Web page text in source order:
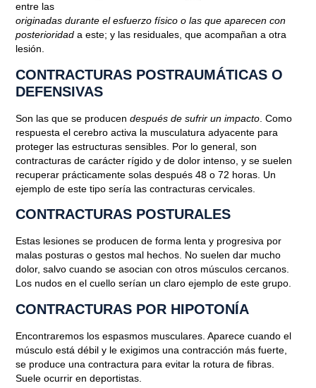
Blog
CÓMO PREVENIR Y CURAR UNA
CONTRACTURA MUSCULAR
Junio 21, 2018
entre las
originadas durante el esfuerzo físico o las que aparecen con
posterioridad a este; y las residuales, que acompañan a otra
lesión.
CONTRACTURAS POSTRAUMÁTICAS O
DEFENSIVAS
Son las que se producendespués de sufrir un impacto . Como
respuesta el cerebro activa la musculatura adyacente para
proteger las estructuras sensibles. Por lo general, son
contracturas de carácter rígido y de dolor intenso, y se suelen
recuperar prácticamente solas después 48 o 72 horas. Un
ejemplo de este tipo sería las contracturas cervicales.
CONTRACTURAS POSTURALES
Estas lesiones se producende forma lenta y progresiva por
malas posturas o gestos mal hechos . No suelen dar mucho
dolor, salvo cuando se asocian con otros músculos cercanos.
Los nudos en el cuello serían un claro ejemplo de este grupo.
CONTRACTURAS POR HIPOTONÍA
Encontraremos los espasmos musculares. Aparece cuandoel
músculo está débil y le exigimos una contracción más fuerte
se produce una contractura para evitar la rotura de fibras.
Suele ocurrir en deportistas.